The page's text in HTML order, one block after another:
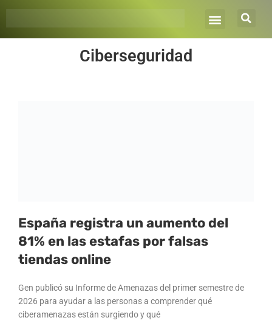
Ciberseguridad
España registra un aumento del
81% en las estafas por falsas
tiendas online
Gen publicó su Informe de Amenazas del primer semestre de
2026 para ayudar a las personas a comprender qué
ciberamenazas están surgiendo y qué